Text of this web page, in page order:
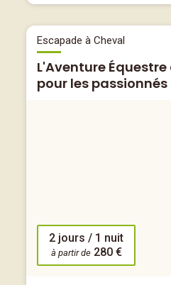
Escapade à Cheval
L'Aventure
pour les passionnés
2 jours / 1 nuit
à partir de 280 €